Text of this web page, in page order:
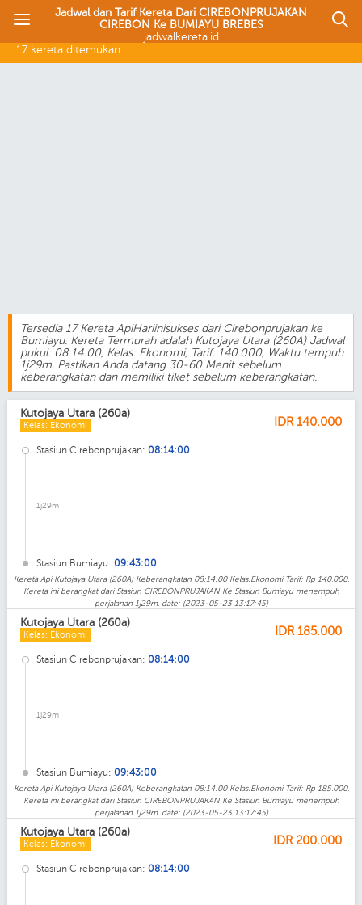
Jadwal dan Tarif Kereta Dari CIREBONPRUJAKAN
CIREBON Ke BUMIAYU BREBES
jadwalkereta.id
17 kereta ditemukan:
Tersedia 17 Kereta ApiHariinisukses dari Cirebonprujakan ke
Bumiayu. Kereta Termurah adalah Kutojaya Utara (260A) Jadwal
pukul: 08:14:00, Kelas: Ekonomi, Tarif: 140.000, Waktu tempuh
1j29m. Pastikan Anda datang 30-60 Menit sebelum
keberangkatan dan memiliki tiket sebelum keberangkatan.
Kutojaya Utara (260a)
Kelas: Ekonomi IDR 140.000
Stasiun Cirebonprujakan: 08:14:00
1j29m
Stasiun Bumiayu: 09:43:00
Kereta Api Kutojaya Utara (260A) Keberangkatan 08:14:00 Kelas:Ekonomi Tarif: Rp 140.000.
Kereta ini berangkat dari Stasiun CIREBONPRUJAKAN Ke Stasiun Bumiayu menempuh
perjalanan 1j29m. date: (2023-05-23 13:17:45)
Kutojaya Utara (260a)
Kelas: Ekonomi IDR 185.000
Stasiun Cirebonprujakan: 08:14:00
1j29m
Stasiun Bumiayu: 09:43:00
Kereta Api Kutojaya Utara (260A) Keberangkatan 08:14:00 Kelas:Ekonomi Tarif: Rp 185.000.
Kereta ini berangkat dari Stasiun CIREBONPRUJAKAN Ke Stasiun Bumiayu menempuh
perjalanan 1j29m. date: (2023-05-23 13:17:45)
Kutojaya Utara (260a)
Kelas: Ekonomi IDR 200.000
Stasiun Cirebonprujakan: 08:14:00